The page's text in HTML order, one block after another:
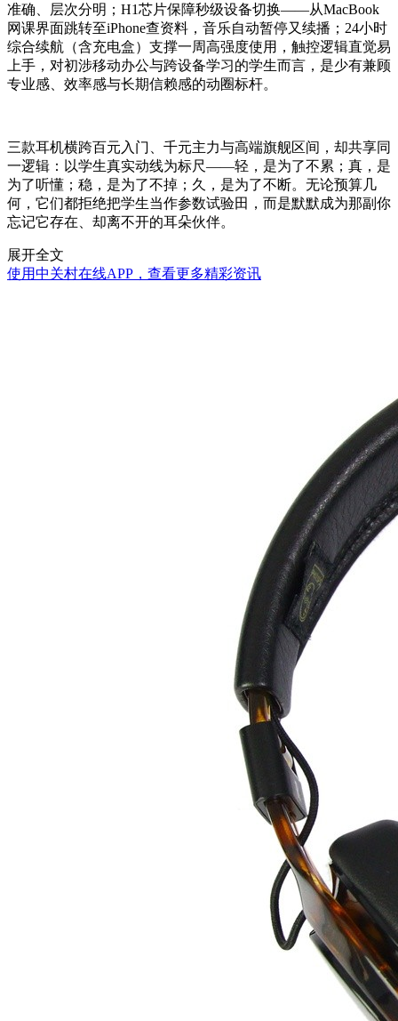
准确、层次分明；H1芯片保障秒级设备切换——从MacBook
网课界面跳转至iPhone查资料，音乐自动暂停又续播；24小时
综合续航（含充电盒）支撑一周高强度使用，触控逻辑直觉易
上手，对初涉移动办公与跨设备学习的学生而言，是少有兼顾
专业感、效率感与长期信赖感的动圈标杆。
三款耳机横跨百元入门、千元主力与高端旗舰区间，却共享同
一逻辑：以学生真实动线为标尺——轻，是为了不累；真，是
为了听懂；稳，是为了不掉；久，是为了不断。无论预算几
何，它们都拒绝把学生当作参数试验田，而是默默成为那副你
忘记它存在、却离不开的耳朵伙伴。
展开全文
使用中关村在线APP，查看更多精彩资讯